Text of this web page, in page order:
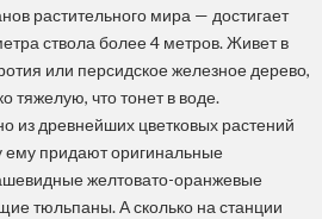
растительного мира — достигает
ствола более 4 метров. Живет в
или персидское железное дерево,
тяжелую, что тонет в воде.
из древнейших цветковых растений
ему придают оригинальные
желтовато-оранжевые
тюльпаны. А сколько на станции